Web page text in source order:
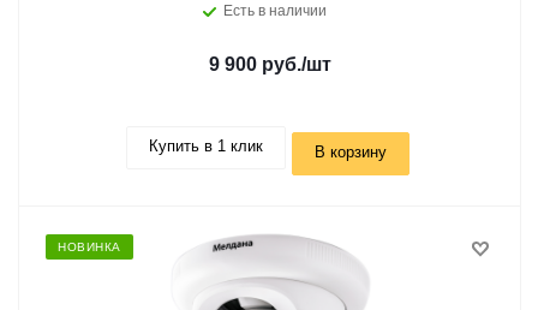
Есть в наличии
9 900 руб./шт
Купить в 1 клик В корзину
НОВИНКА